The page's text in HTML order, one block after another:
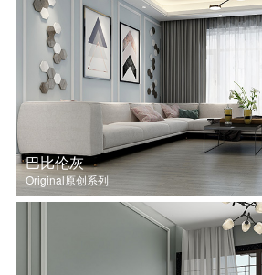
Style风格系列 ETUDE22设计系列
MAX系列 登云系列 飞跃系列
木语系列 大观系列 艺拼系列
传承系列 经典系列
巴比伦灰
Original原创系列